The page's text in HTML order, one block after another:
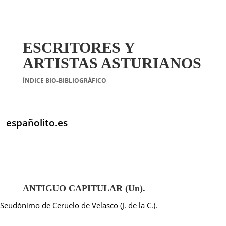
ESCRITORES Y
ARTISTAS ASTURIANOS
ÍNDICE BIO-BIBLIOGRÁFICO
españolito.es
ANTIGUO CAPITULAR (Un).
Seudónimo de Ceruelo de Velasco (J. de la C.).